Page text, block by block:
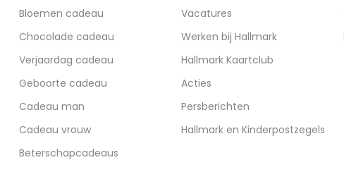
Bloemen cadeau
Chocolade cadeau
Verjaardag cadeau
Geboorte cadeau
Cadeau man
Cadeau vrouw
Beterschapcadeaus
Vacatures
Werken bij Hallmark
Hallmark Kaartclub
Acties
Persberichten
Hallmark en Kinderpostzegels